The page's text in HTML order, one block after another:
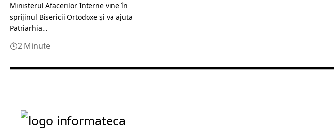
Ministerul Afacerilor Interne vine în
sprijinul Bisericii Ortodoxe şi va ajuta
Patriarhia…
2 Minute